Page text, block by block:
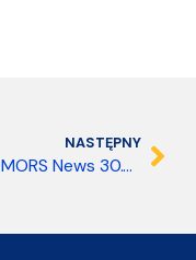
NASTĘPNY
Radio MORS News 30.05.2026 18:00